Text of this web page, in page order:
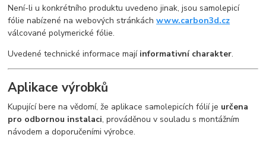
Není-li u konkrétního produktu uvedeno jinak, jsou samolepicí
fólie nabízené na webových stránkáchwww.carbon3d.cz
válcované polymerické fólie.
Uvedené technické informace mají informativní charakter.
Aplikace výrobků
Kupující bere na vědomí, že aplikace samolepicích fólií je určena
pro odbornou instalaci, prováděnou v souladu s montážním
návodem a doporučeními výrobce.